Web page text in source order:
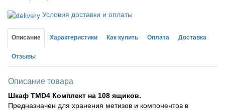
Условия доставки и оплаты
Описание Характеристики Как купить Оплата Доставка
Отзывы
Описание товара
Шкаф TMD4 Комплект на 108 ящиков.
Предназначен для хранения метизов и компонентов в